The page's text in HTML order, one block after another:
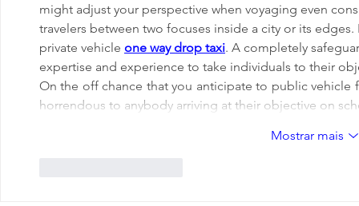
might adjust your perspective when voyaging even
travelers between two focuses inside a city or its
private vehicle one way drop taxi. A completely
expertise and experience to take individuals to their
On the off chance that you anticipate to public
horrendous to anybody arriving at their objective on
Mostrar mais